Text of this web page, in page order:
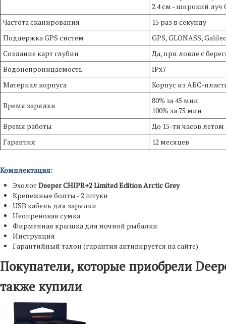
2.4 см - широкий луч
Частота сканирования
15 раз в секунду
Поддержка GPS систем
GPS, GLONASS,
Создание карт глубин
Да, при ловле с
Водонепроницаемость
IPx7
Материал корпуса
Корпус из АБС-
Время зарядки
80% за 45 мин
100% за 75 мин
Время работы
До 15-ти часов
Гарантия
12 месяцев
Комплектация:
ЭхолотDeeper CHIPR+2 Limited Edition Arctic Grey
Крепежные болты - 2 штуки
USB кабель для зарядки
Неопреновая сумка
Фирменная крышка для ночной рыбалки
Инструкция
Гарантийный талон (гарантия активируется на сайте)
Покупатели, которые приобрели
также купили